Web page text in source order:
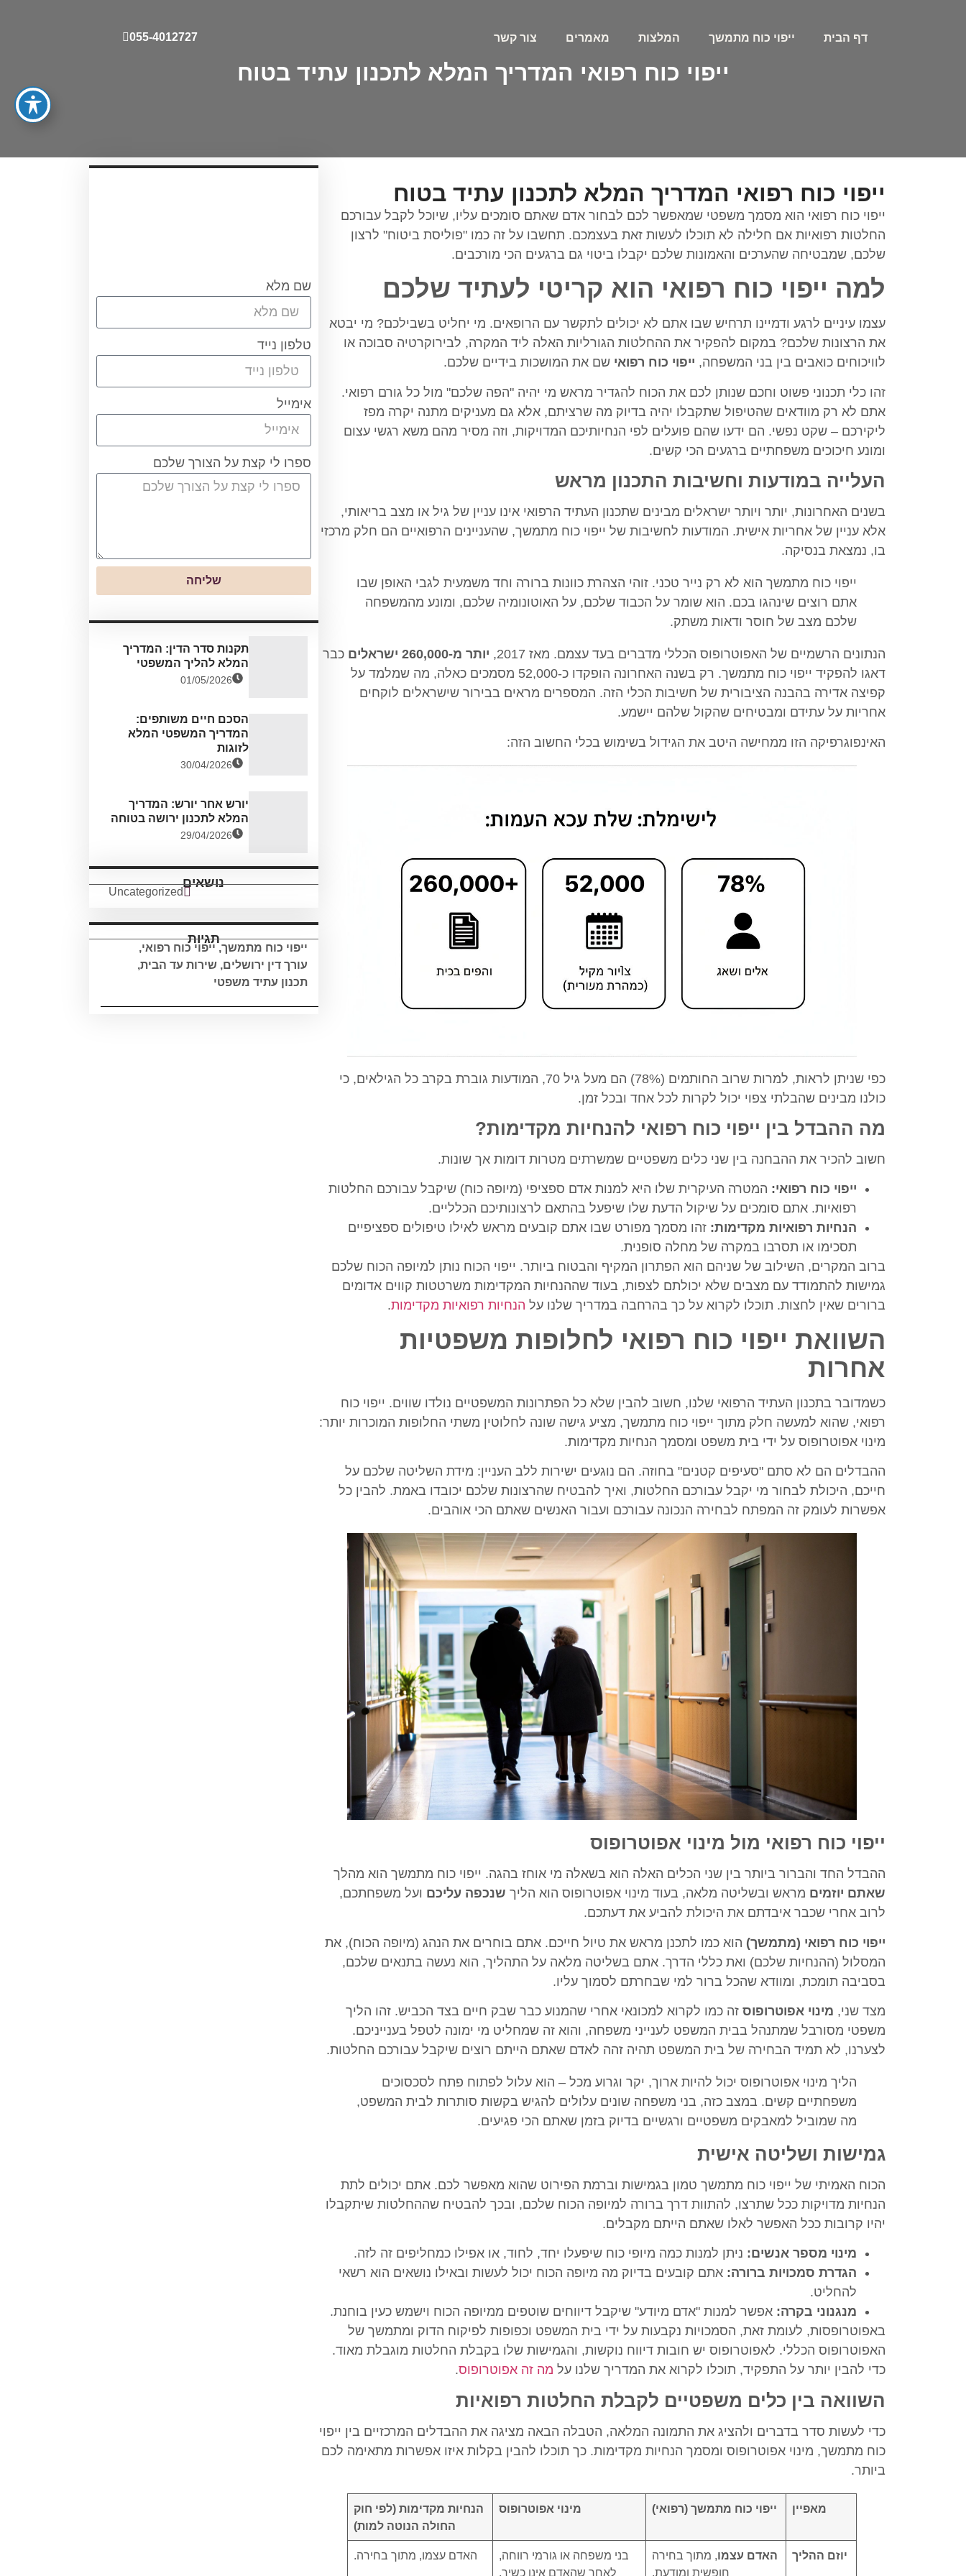
דף הבית ייפוי כוח מתמשך המלצות מאמרים צור קשר 055-4012727
ייפוי כוח רפואי המדריך המלא לתכנון עתיד בטוח
ייפוי כוח רפואי המדריך המלא לתכנון עתיד בטוח
ייפוי כוח רפואי הוא מסמך משפטי שמאפשר לכם לבחור אדם שאתם סומכים עליו, שיוכל לקבל עבורכם
החלטות רפואיות אם חלילה לא תוכלו לעשות זאת בעצמכם. תחשבו על זה כמו "פוליסת ביטוח" לרצון
שלכם, שמבטיחה שהערכים והאמונות שלכם יקבלו ביטוי גם ברגעים הכי מורכבים.
למה ייפוי כוח רפואי הוא קריטי לעתיד שלכם
עצמו עיניים לרגע ודמיינו תרחיש שבו אתם לא יכולים לתקשר עם הרופאים. מי יחליט בשבילכם? מי יבטא
את הרצונות שלכם? במקום להפקיר את ההחלטות הגורליות האלה ליד המקרה, לבירוקרטיה סבוכה או
לוויכוחים כואבים בין בני המשפחה, ייפוי כוח רפואי שם את המושכות בידיים שלכם.
זהו כלי תכנוני פשוט וחכם שנותן לכם את הכוח להגדיר מראש מי יהיה "הפה שלכם" מול כל גורם רפואי.
אתם לא רק מוודאים שהטיפול שתקבלו יהיה בדיוק מה שרציתם, אלא גם מעניקים מתנה יקרה מפז
ליקירכם – שקט נפשי. הם ידעו שהם פועלים לפי הנחיותיכם המדויקות, וזה מסיר מהם משא רגשי עצום
ומונע חיכוכים משפחתיים ברגעים הכי קשים.
העלייה במודעות וחשיבות התכנון מראש
בשנים האחרונות, יותר ויותר ישראלים מבינים שתכנון העתיד הרפואי אינו עניין של גיל או מצב בריאותי,
אלא עניין של אחריות אישית. המודעות לחשיבות של ייפוי כוח מתמשך, שהעניינים הרפואיים הם חלק מרכזי
בו, נמצאת בנסיקה.
ייפוי כוח מתמשך הוא לא רק נייר טכני. זוהי הצהרת כוונות ברורה וחד משמעית לגבי האופן שבו
אתם רוצים שינהגו בכם. הוא שומר על הכבוד שלכם, על האוטונומיה שלכם, ומונע מהמשפחה
שלכם מצב של חוסר ודאות משתק.
הנתונים הרשמיים של האפוטרופוס הכללי מדברים בעד עצמם. מאז 2017, יותר מ-260,000 ישראלים
כבר
דאגו להפקיד ייפוי כוח מתמשך. רק בשנה האחרונה הופקדו כ-52,000 מסמכים כאלה, מה שמלמד על
קפיצה אדירה בהבנה הציבורית של חשיבות הכלי הזה. המספרים מראים בבירור שישראלים לוקחים
אחריות על עתידם ומבטיחים שהקול שלהם יישמע.
האינפוגרפיקה הזו ממחישה היטב את הגידול בשימוש בכלי החשוב הזה:
כפי שניתן לראות, למרות שרוב החותמים (78%) הם מעל גיל 70, המודעות גוברת בקרב כל הגילאים, כי
כולנו מבינים שהבלתי צפוי יכול לקרות לכל אחד ובכל זמן.
מה ההבדל בין ייפוי כוח רפואי להנחיות מקדימות?
חשוב להכיר את ההבחנה בין שני כלים משפטיים שמשרתים מטרות דומות אך שונות.
ייפוי כוח רפואי: המטרה העיקרית שלו היא למנות אדם ספציפי (מיופה כוח) שיקבל עבורכם החלטות
רפואיות. אתם סומכים על שיקול הדעת שלו שיפעל בהתאם לרצונותיכם הכלליים.
הנחיות רפואיות מקדימות: זהו מסמך מפורט שבו אתם קובעים מראש לאילו טיפולים ספציפיים
תסכימו או תסרבו במקרה של מחלה סופנית.
ברוב המקרים, השילוב של שניהם הוא הפתרון המקיף והבטוח ביותר. ייפוי הכוח נותן למיופה הכוח שלכם
גמישות להתמודד עם מצבים שלא יכולתם לצפות, בעוד שההנחיות המקדימות משרטטות קווים אדומים
ברורים שאין לחצות. תוכלו לקרוא על כך בהרחבה במדריך שלנו על הנחיות רפואיות מקדימות.
השוואת ייפוי כוח רפואי לחלופות משפטיות
אחרות
כשמדובר בתכנון העתיד הרפואי שלנו, חשוב להבין שלא כל הפתרונות המשפטיים נולדו שווים. ייפוי כוח
רפואי, שהוא למעשה חלק מתוך ייפוי כוח מתמשך, מציע גישה שונה לחלוטין משתי החלופות המוכרות יותר:
מינוי אפוטרופוס על ידי בית משפט ומסמך הנחיות מקדימות.
ההבדלים הם לא סתם "סעיפים קטנים" בחוזה. הם נוגעים ישירות ללב העניין: מידת השליטה שלכם על
חייכם, היכולת לבחור מי יקבל עבורכם החלטות, ואיך להבטיח שהרצונות שלכם יכובדו באמת. להבין כל
אפשרות לעומק זה המפתח לבחירה הנכונה עבורכם ועבור האנשים שאתם הכי אוהבים.
ייפוי כוח רפואי מול מינוי אפוטרופוס
ההבדל החד והברור ביותר בין שני הכלים האלה הוא בשאלה מי אוחז בהגה. ייפוי כוח מתמשך הוא מהלך
שאתם יוזמים מראש ובשליטה מלאה, בעוד מינוי אפוטרופוס הוא הליך שנכפה עליכם ועל משפחתכם,
לרוב אחרי שכבר איבדתם את היכולת להביע את דעתכם.
ייפוי כוח רפואי (מתמשך) הוא כמו לתכנן מראש את טיול חייכם. אתם בוחרים את הנהג (מיופה הכוח), את
המסלול (ההנחיות שלכם) ואת כללי הדרך. אתם בשליטה מלאה על התהליך, הוא נעשה בתנאים שלכם,
בסביבה תומכת, ומוודא שהכל ברור למי שבחרתם לסמוך עליו.
מצד שני, מינוי אפוטרופוס זה כמו לקרוא למכונאי אחרי שהמנוע כבר שבק חיים בצד הכביש. זהו הליך
משפטי מסורבל שמתנהל בבית המשפט לענייני משפחה, והוא זה שמחליט מי ימונה לטפל בענייניכם.
לצערנו, לא תמיד הבחירה של בית המשפט תהיה זהה לאדם שאתם הייתם רוצים שיקבל עבורכם החלטות.
הליך מינוי אפוטרופוס יכול להיות ארוך, יקר וגרוע מכל – הוא עלול לפתוח פתח לסכסוכים
משפחתיים קשים. במצב כזה, בני משפחה שונים עלולים להגיש בקשות סותרות לבית המשפט,
מה שמוביל למאבקים משפטיים ורגשיים בדיוק בזמן שאתם הכי פגיעים.
גמישות ושליטה אישית
הכוח האמיתי של ייפוי כוח מתמשך טמון בגמישות וברמת הפירוט שהוא מאפשר לכם. אתם יכולים לתת
הנחיות מדויקות ככל שתרצו, להתוות דרך ברורה למיופה הכוח שלכם, ובכך להבטיח שההחלטות שיתקבלו
יהיו קרובות ככל האפשר לאלו שאתם הייתם מקבלים.
מינוי מספר אנשים: ניתן למנות כמה מיופי כוח שיפעלו יחד, לחוד, או אפילו כמחליפים זה לזה.
הגדרת סמכויות ברורה: אתם קובעים בדיוק מה מיופה הכוח יכול לעשות ובאילו נושאים הוא רשאי
להחליט.
מנגנוני בקרה: אפשר למנות "אדם מיודע" שיקבל דיווחים שוטפים ממיופה הכוח וישמש כעין בוחנת.
באפוטרופסות, לעומת זאת, הסמכויות נקבעות על ידי בית המשפט וכפופות לפיקוח הדוק ומתמשך של
האפוטרופוס הכללי. לאפוטרופוס יש חובות דיווח נוקשות, והגמישות שלו בקבלת החלטות מוגבלת מאוד.
כדי להבין יותר על התפקיד, תוכלו לקרוא את המדריך שלנו על מה זה אפוטרופוס.
השוואה בין כלים משפטיים לקבלת החלטות רפואיות
כדי לעשות סדר בדברים ולהציג את התמונה המלאה, הטבלה הבאה מציגה את ההבדלים המרכזיים בין ייפוי
כוח מתמשך, מינוי אפוטרופוס ומסמך הנחיות מקדימות. כך תוכלו להבין בקלות איזו אפשרות מתאימה לכם
ביותר.
מאפיין ייפוי כוח מתמשך (רפואי) מינוי אפוטרופוס
הנחיות מקדימות (לפי חוק
החולה הנוטה למות)
יוזם ההליך האדם עצמו, מתוך בחירה
חופשית ומודעת.
בני משפחה או גורמי רווחה,
לאחר שהאדם אינו כשיר.
האדם עצמו, מתוך בחירה.
שם מלא
טלפון נייד
אימייל
ספרו לי קצת על הצורך שלכם
שליחה
תקנות סדר הדין: המדריך
המלא להליך המשפטי
01/05/2026
הסכם חיים משותפים:
המדריך המשפטי המלא
לזוגות
30/04/2026
יורש אחר יורש: המדריך
המלא לתכנון ירושה בטוחה
29/04/2026
נושאים
Uncategorized
תגיות
ייפוי כוח מתמשך, ייפוי כוח רפואי,
עורך דין ירושלים, שירות עד הבית,
תכנון עתיד משפטי